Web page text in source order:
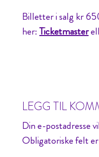
Billetter i salg kr
her:Ticketmaster
LEGG TIL
Din e-postadresse
Obligatoriske felt